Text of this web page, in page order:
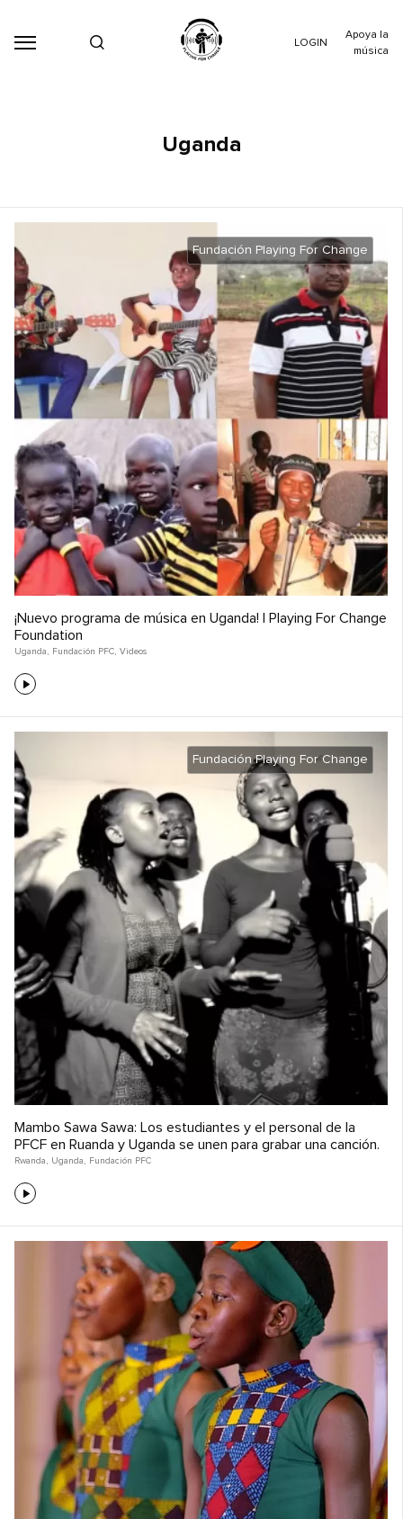
LOGIN
Apoya la
música
Uganda
Fundación Playing For Change
¡Nuevo programa de música en Uganda! | Playing For Change
Foundation
Uganda , Fundación PFC, Videos
Fundación Playing For Change
Mambo Sawa Sawa: Los estudiantes y el personal de la
PFCF en Ruanda y Uganda se unen para grabar una canción.
Rwanda , Uganda , Fundación PFC